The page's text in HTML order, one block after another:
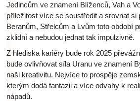
Jedincům ve znamení Blíženců, Vah a
příležitost více se soustředit a srovnat si
Beranům, Střelcům a Lvům toto období
zklidní a nebudou jednat tak impulzivně.
Z hlediska kariéry bude rok 2025
bude ovlivňovat síla Uranu ve znamení
naši kreativitu. Nejvíce to prospěje
kterým dodá fantazii a více odvahy k
nápadů.